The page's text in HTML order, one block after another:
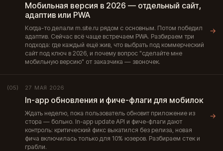
Мобильная версия в 2026 — отдельный сайт,
адаптив или PWA
Когда-то делали m.site.ru рядом с основным. Потом победил
адаптив. Сейчас всё чаще встречаем PWA. Разбираем три
подхода: где каждый ещё жив, что выбрать под коммерческий
сайт под ключ в 2026, и почему вопрос "сделайте мне
мобильную версию" от заказчика — звоночек.
→
(05) 27 МАЯ 2026
In-app обновления и фиче-флаги для мобилок
Ждать неделю, пока пользователь обновит приложение из
стора — больно. In-app update API и фиче-флаги дают
контроль: критический фикс выкатился без релиза, новая
фича включилась только для 10% юзеров. Разбираем стек и
грабли.
→